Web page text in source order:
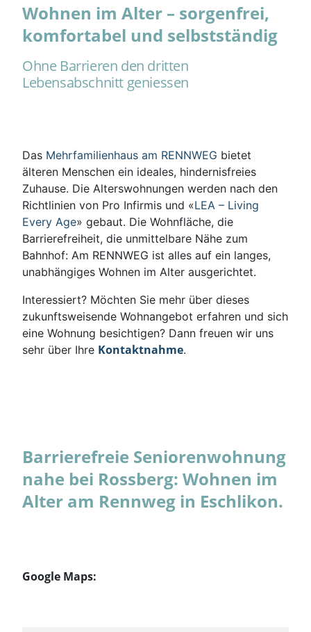
Wohnen im Alter – sorgenfrei,
komfortabel und selbstständig
Ohne Barrieren den dritten
Lebensabschnitt geniessen
Das Mehrfamilienhaus am RENNWEG bietet
älteren Menschen ein ideales, hindernisfreies
Zuhause. Die Alterswohnungen werden nach den
Richtlinien von Pro Infirmis und «LEA – Living
Every Age» gebaut. Die Wohnfläche, die
Barrierefreiheit, die unmittelbare Nähe zum
Bahnhof: Am RENNWEG ist alles auf ein langes,
unabhängiges Wohnen im Alter ausgerichtet.
Interessiert? Möchten Sie mehr über dieses
zukunftsweisende Wohnangebot erfahren und sich
eine Wohnung besichtigen? Dann freuen wir uns
sehr über Ihre Kontaktnahme.
Barrierefreie Seniorenwohnung
nahe bei Rossberg: Wohnen im
Alter am Rennweg in Eschlikon.
Google Maps: